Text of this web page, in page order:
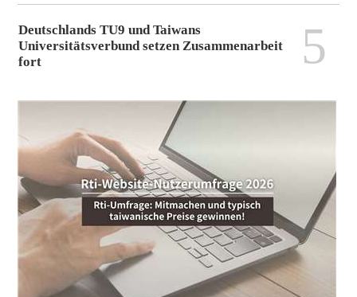
Deutschlands TU9 und Taiwans
Universitätsverbund setzen Zusammenarbeit
fort
5